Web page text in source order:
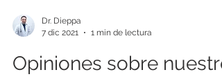
Dr. Dieppa
7 dic 2021
1 min de lectura